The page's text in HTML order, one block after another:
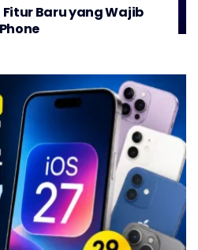
Fitur Baru yang Wajib